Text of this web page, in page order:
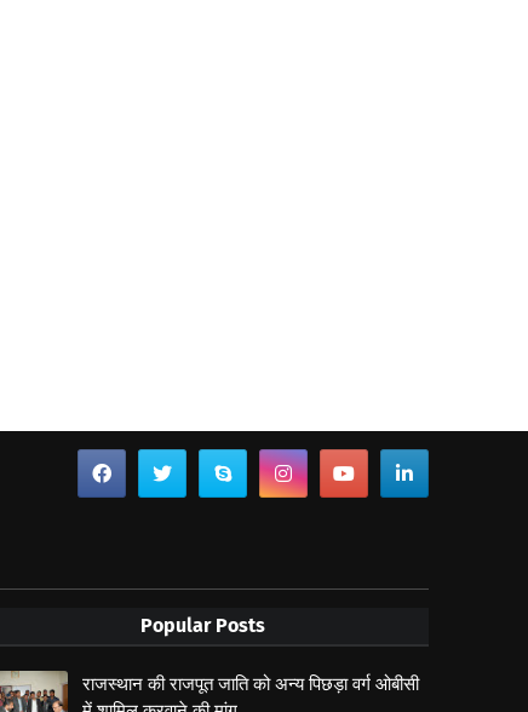
Popular Posts
राजस्थान की राजपूत जाति को अन्य पिछड़ा वर्ग ओबीसी